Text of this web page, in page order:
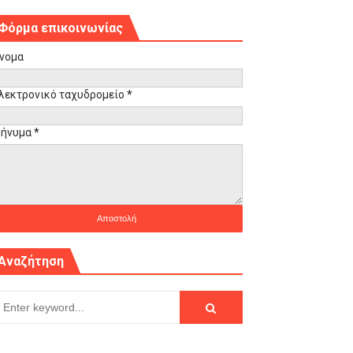
επικοινωνίας
ταχυδρομείο *
*